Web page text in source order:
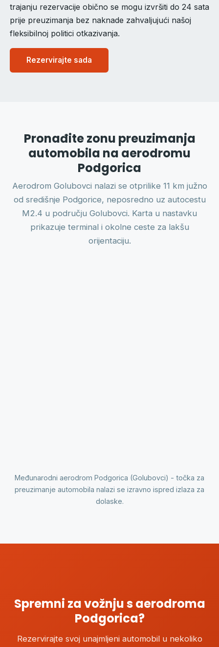
trajanju rezervacije obično se mogu izvršiti do 24 sata
prije preuzimanja bez naknade zahvaljujući našoj
fleksibilnoj politici otkazivanja.
Rezervirajte sada
Pronađite zonu preuzimanja
automobila na aerodromu
Podgorica
Aerodrom Golubovci nalazi se otprilike 11 km južno
od središnje Podgorice, neposredno uz autocestu
M2.4 u području Golubovci. Karta u nastavku
prikazuje terminal i okolne ceste za lakšu
orijentaciju.
Međunarodni aerodrom Podgorica (Golubovci) - točka za
preuzimanje automobila nalazi se izravno ispred izlaza za
dolaske.
Spremni za vožnju s aerodroma
Podgorica?
Rezervirajte svoj unajmljeni automobil u nekoliko